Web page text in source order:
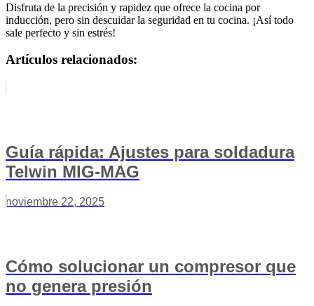
Disfruta de la precisión y rapidez que ofrece la cocina por
inducción, pero sin descuidar la seguridad en tu cocina. ¡Así todo
sale perfecto y sin estrés!
Artículos relacionados:
Guía rápida: Ajustes para soldadura
Telwin MIG-MAG
noviembre 22, 2025
Cómo solucionar un compresor que
no genera presión